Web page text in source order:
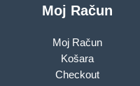
Moj Račun
Moj Račun
Košara
Checkout